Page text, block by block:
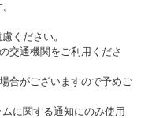
ください。
交通機関をご利用くださ
合がございますので予めご
に関する通知にのみ使用